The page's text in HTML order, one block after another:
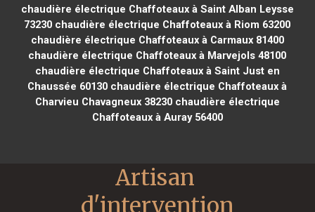
chaudière électrique Chaffoteaux à Saint Alban Leysse
73230 chaudière électrique Chaffoteaux à Riom 63200
chaudière électrique Chaffoteaux à Carmaux 81400
chaudière électrique Chaffoteaux à Marvejols 48100
chaudière électrique Chaffoteaux à Saint Just en
Chaussée 60130 chaudière électrique Chaffoteaux à
Charvieu Chavagneux 38230chaudière électrique
Chaffoteaux à Auray 56400
Artisan
d'intervention